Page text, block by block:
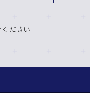
ださい